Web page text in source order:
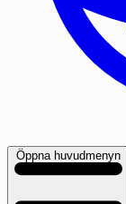
Öppna huvudmenyn